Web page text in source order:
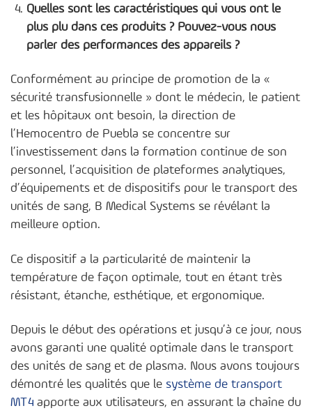
Quelles sont les caractéristiques qui vous ont le
plus plu dans ces produits ? Pouvez-vous nous
parler des performances des appareils ?
Conformément au principe de promotion de la «
sécurité transfusionnelle » dont le médecin, le patient
et les hôpitaux ont besoin, la direction de
l’Hemocentro de Puebla se concentre sur
l’investissement dans la formation continue de son
personnel, l’acquisition de plateformes analytiques,
d’équipements et de dispositifs pour le transport des
unités de sang, B Medical Systems se révélant la
meilleure option.
Ce dispositif a la particularité de maintenir la
température de façon optimale, tout en étant très
résistant, étanche, esthétique, et ergonomique.
Depuis le début des opérations et jusqu’à ce jour, nous
avons garanti une qualité optimale dans le transport
des unités de sang et de plasma. Nous avons toujours
démontré les qualités que le système de transport
MT4 apporte aux utilisateurs, en assurant la chaîne du